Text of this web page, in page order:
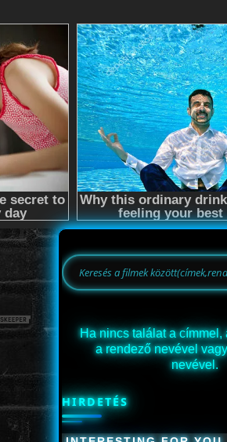
Ha nincs találat a címmel,
a rendező nevével
nevével.
HIRDETÉS